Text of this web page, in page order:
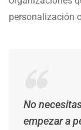
personalización
No
empezar a